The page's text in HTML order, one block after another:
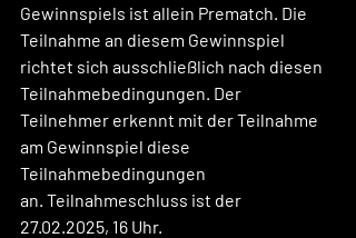
Gewinnspiels ist allein Prematch. Die
Teilnahme an diesem Gewinnspiel
richtet sich ausschließlich nach diesen
Teilnahmebedingungen. Der
Teilnehmer erkennt mit der Teilnahme
am Gewinnspiel diese
Teilnahmebedingungen
an. Teilnahmeschluss ist der
27.02.2025, 16 Uhr.